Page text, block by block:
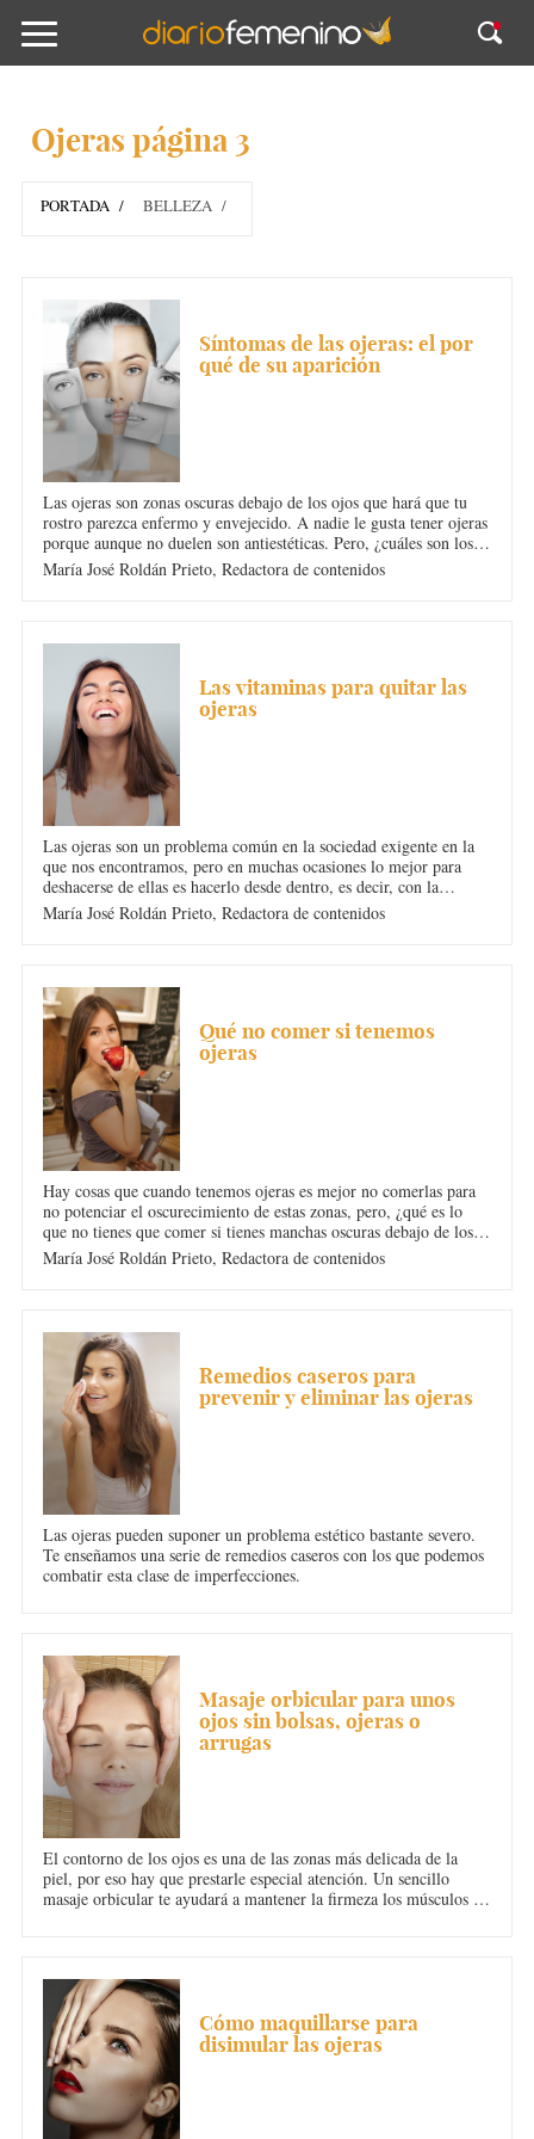
Ojeras página 3
PORTADA BELLEZA
Síntomas de las ojeras: el por
qué de su aparición
Las ojeras son zonas oscuras debajo de los ojos que hará que tu
rostro parezca enfermo y envejecido. A nadie le gusta tener ojeras
porque aunque no duelen son antiestéticas. Pero, ¿cuáles son los
síntomas de las ojeras? ¿Hay que acudir al médico?
María José Roldán Prieto,Redactora de contenidos
Las vitaminas para quitar las
ojeras
Las ojeras son un problema común en la sociedad exigente en la
que nos encontramos, pero en muchas ocasiones lo mejor para
deshacerse de ellas es hacerlo desde dentro, es decir, con la
alimentación. ¡Las vitaminas son la clave!
María José Roldán Prieto,Redactora de contenidos
Qué no comer si tenemos
ojeras
Hay cosas que cuando tenemos ojeras es mejor no comerlas para
no potenciar el oscurecimiento de estas zonas, pero, ¿qué es lo
que no tienes que comer si tienes manchas oscuras debajo de los
ojos?
María José Roldán Prieto,Redactora de contenidos
Remedios caseros para
prevenir y eliminar las ojeras
Las ojeras pueden suponer un problema estético bastante severo.
Te enseñamos una serie de remedios caseros con los que podemos
combatir esta clase de imperfecciones.
Masaje orbicular para unos
ojos sin bolsas, ojeras o
arrugas
El contorno de los ojos es una de las zonas más delicada de la
piel, por eso hay que prestarle especial atención. Un sencillo
masaje orbicular te ayudará a mantener la firmeza los músculos de
Cómo maquillarse para
disimular las ojeras